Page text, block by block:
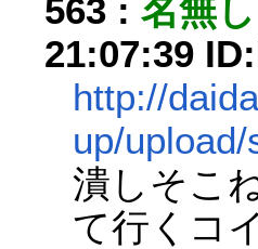
563 :名無
21:07:39
http://
up/
潰しそこ
て行くコ